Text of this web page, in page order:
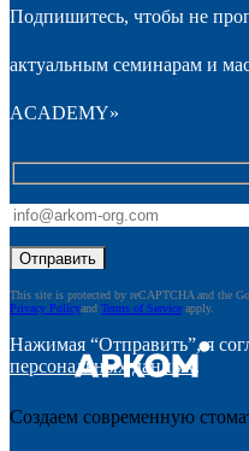
Подпишитесь, чтобы не
актуальным семинарам и
ACADEMY»
This site is protected by reCAPTCHA and the
Privacy Policyand Terms of Service apply.
Нажимая “Отправить”, я
персональных данных .
Создаем современную